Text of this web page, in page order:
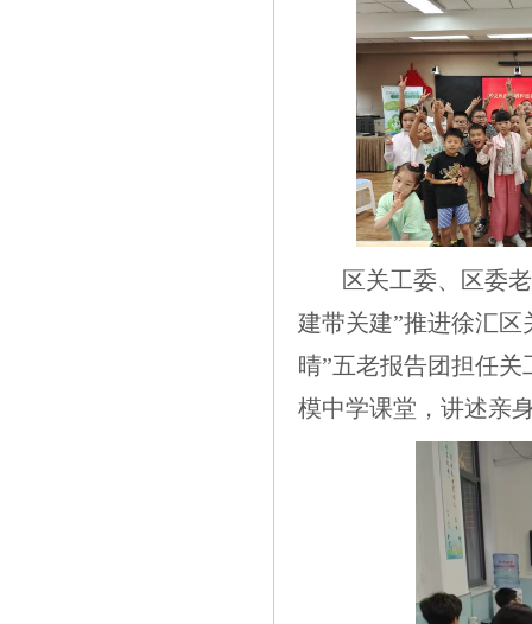
区关工委、区委
建带关建”推进徐汇区
晴”五老报告团担任
模中学课堂，讲述亲